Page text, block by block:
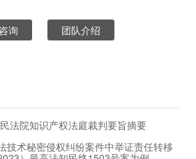
询 团队介绍
法院知识产权法庭裁判要旨摘要
技术秘密侵权纠纷案件中举证责任转移